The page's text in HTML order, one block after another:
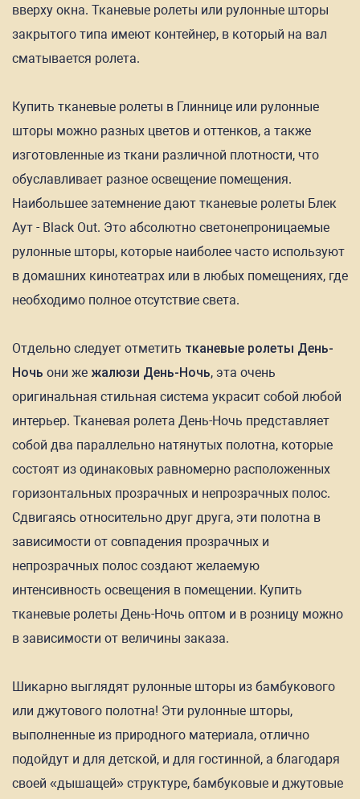
вверху окна. Тканевые ролеты или рулонные шторы
закрытого типа имеют контейнер, в который на вал
сматывается ролета.
Купить тканевые ролеты в Глиннице или рулонные
шторы можно разных цветов и оттенков, а также
изготовленные из ткани различной плотности, что
обуславливает разное освещение помещения.
Наибольшее затемнение дают тканевые ролеты Блек
Аут - Black Out. Это абсолютно светонепроницаемые
рулонные шторы, которые наиболее часто используют
в домашних кинотеатрах или в любых помещениях, где
необходимо полное отсутствие света.
Отдельно следует отметить тканевые ролеты День-
Ночь они же жалюзи День-Ночь, эта очень
оригинальная стильная система украсит собой любой
интерьер. Тканевая ролета День-Ночь представляет
собой два параллельно натянутых полотна, которые
состоят из одинаковых равномерно расположенных
горизонтальных прозрачных и непрозрачных полос.
Сдвигаясь относительно друг друга, эти полотна в
зависимости от совпадения прозрачных и
непрозрачных полос создают желаемую
интенсивность освещения в помещении. Купить
тканевые ролеты День-Ночь оптом и в розницу можно
в зависимости от величины заказа.
Шикарно выглядят рулонные шторы из бамбукового
или джутового полотна! Эти рулонные шторы,
выполненные из природного материала, отлично
подойдут и для детской, и для гостинной, а благодаря
своей «дышащей» структуре, бамбуковые и джутовые